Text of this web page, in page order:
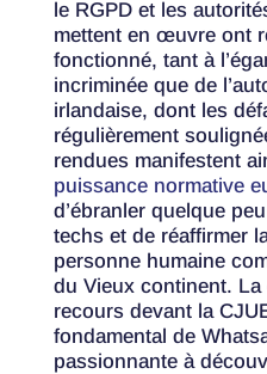
le RGPD et les
mettent en œuvre ont
fonctionné, tant à
incriminée que de
irlandaise, dont les
régulièrement
rendues manifestent
puissance normative
d’ébranler quelque
techs et de réaffirmer
personne humaine
du Vieux continent.
recours devant la
fondamental de
passionnante à